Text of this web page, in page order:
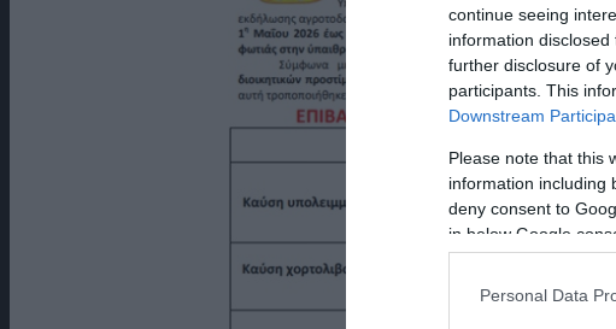
continue seeing
information
further disclosure of
participants. This
Downstream
Please note that this
information including
deny consent to
in below Google
Personal Data